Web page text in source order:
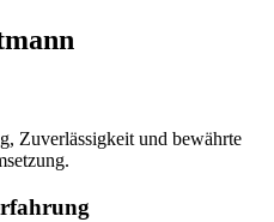
Zuverlässigkeit und bewährte